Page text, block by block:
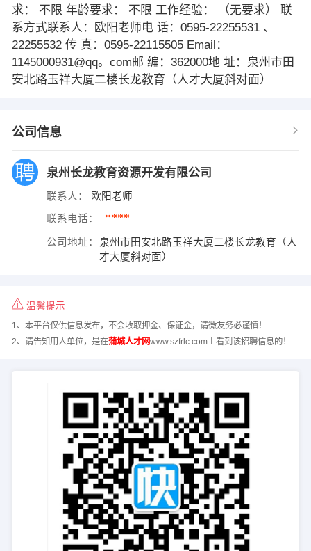
求： 不限 年龄要求： 不限 工作经验： （无要求） 联
系方式联系人：欧阳老师电 话：0595-22255531 、
22255532 传 真：0595-22115505 Email：
1145000931@qq。com邮 编：362000地 址：泉州市田
安北路玉祥大厦二楼长龙教育（人才大厦斜对面）
公司信息
泉州长龙教育资源开发有限公司
联系人： 欧阳老师
联系电话： ****
公司地址：
泉州市田安北路玉祥大厦二楼长龙教育（人
才大厦斜对面）
温馨提示
1、本平台仅供信息发布，不会收取押金、保证金，请微友务必谨慎！
2、请告知用人单位，是在蒲城人才网www.szfrlc.com上看到该招聘信息的！